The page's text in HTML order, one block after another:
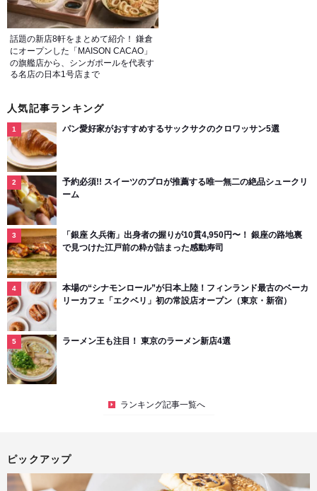
話題の新店8軒をまとめて紹介！ 鎌倉
にオープンした「MAISON CACAO」
の旗艦店から、シンガポールを代表す
る名店の日本1号店まで
人気記事ランキング
パン愛好家がおすすめするサックサクのクロワッサン5選
予約必須!! スイーツのプロが推薦する唯一無二の絶品シュークリ
ーム
「銀座 久兵衛」出身者の握りが10貫4,950円〜！ 銀座の路地裏
で見つけた江戸前の粋が詰まった感動寿司
本場の“シナモンロール”が日本上陸！フィンランド最古のベーカ
リーカフェ「エクベリ」初の常設店オープン（東京・新宿）
ラーメン王も注目！ 東京のラーメン新店4選
ランキング記事一覧へ
ピックアップ